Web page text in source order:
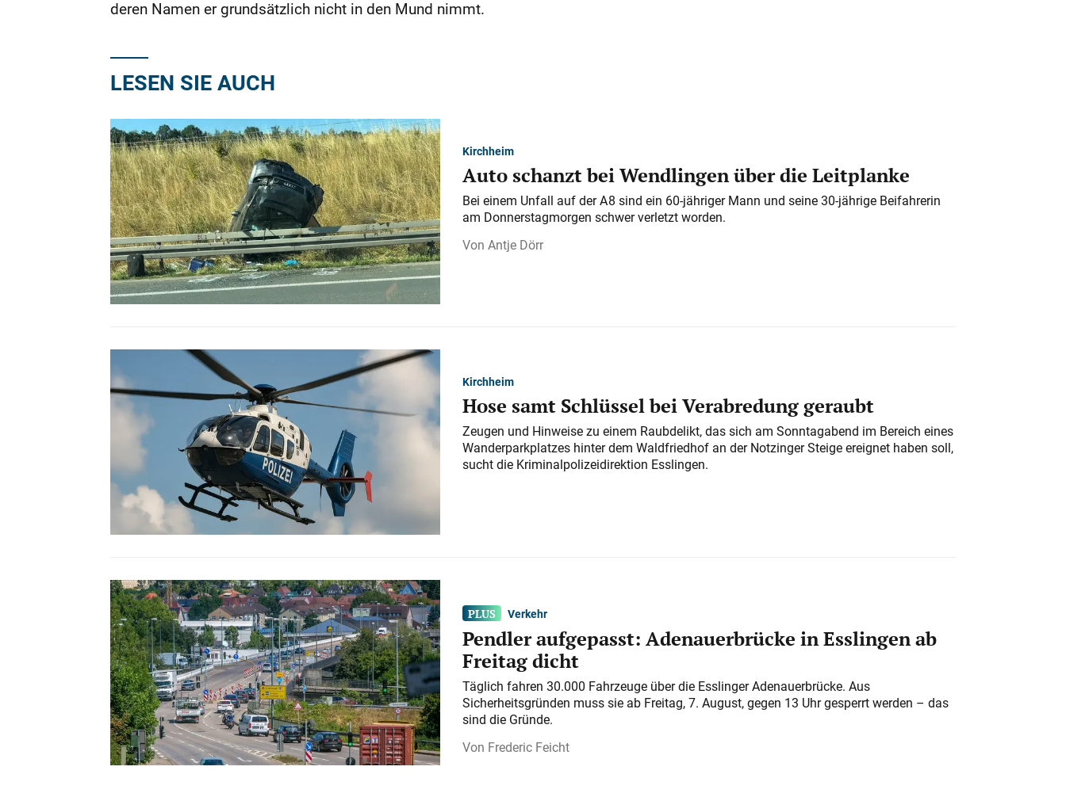
deren Namen er grundsätzlich nicht in den Mund nimmt.
LESEN SIE AUCH
Kirchheim
Auto schanzt bei Wendlingen über die Leitplanke
Bei einem Unfall auf der A 8 sind ein 60-jähriger Mann und seine 30-jährige Beifahrerin
am Donnerstagmorgen schwer verletzt worden.
Antje Dörr
Kirchheim
Hose samt Schlüssel bei Verabredung geraubt
Zeugen und Hinweise zu einem Raubdelikt, das sich am Sonntagabend im Bereich eines
Wanderparkplatzes hinter dem Waldfriedhof an der Notzinger Steige ereignet haben soll,
sucht die Kriminalpolizeidirektion Esslingen.
Verkehr
Pendler aufgepasst: Adenauerbrücke in Esslingen ab
Freitag dicht
Täglich fahren 30.000 Fahrzeuge über die Esslinger Adenauerbrücke. Aus
Sicherheitsgründen muss sie ab Freitag, 7. August, gegen 13 Uhr gesperrt werden – das
sind die Gründe.
Frederic Feicht